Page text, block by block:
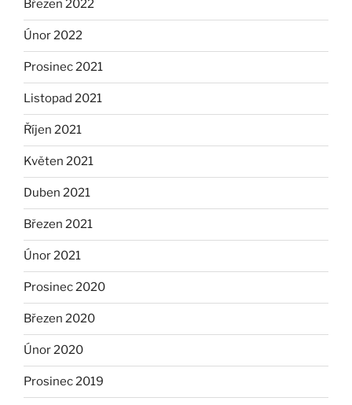
Březen 2022
Únor 2022
Prosinec 2021
Listopad 2021
Říjen 2021
Květen 2021
Duben 2021
Březen 2021
Únor 2021
Prosinec 2020
Březen 2020
Únor 2020
Prosinec 2019